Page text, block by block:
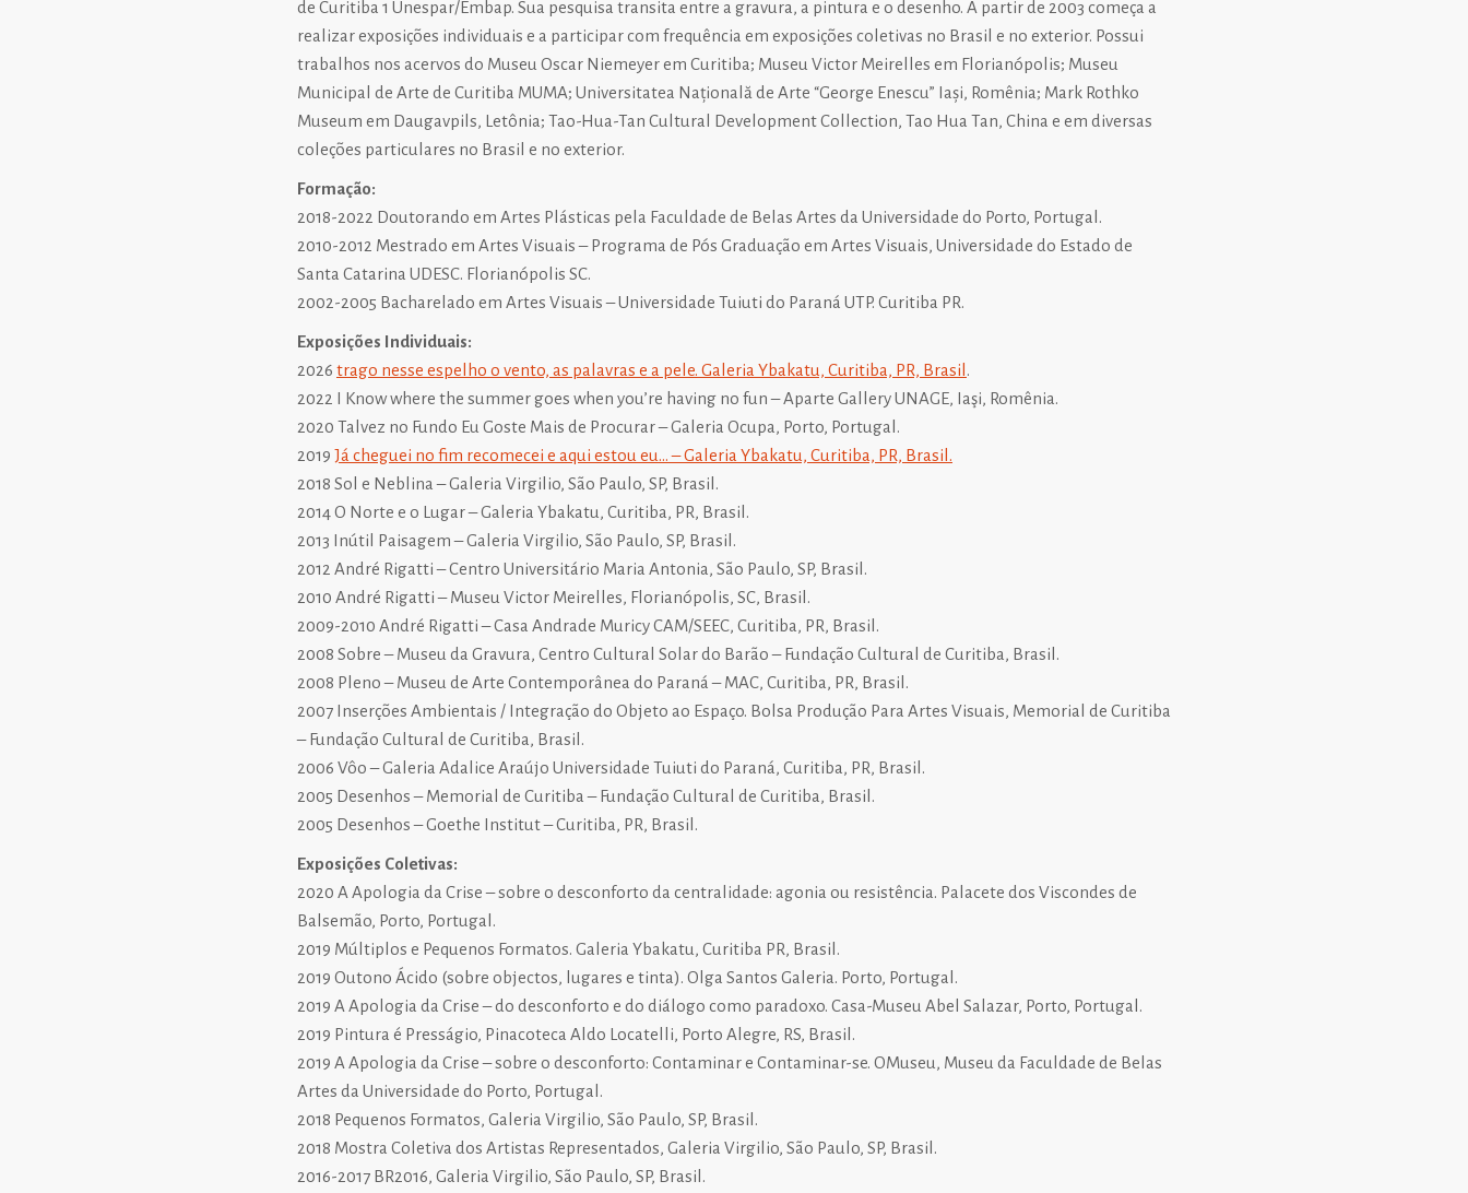
de Curitiba 1 Unespar/Embap. Sua pesquisa transita entre a gravura, a pintura e o desenho. A partir de 2003 começa a
realizar exposições individuais e a participar com frequência em exposições coletivas no Brasil e no exterior. Possui
trabalhos nos acervos do Museu Oscar Niemeyer em Curitiba; Museu Victor Meirelles em Florianópolis; Museu
Municipal de Arte de Curitiba MUMA; Universitatea Națională de Arte “George Enescu” Iași, Romênia; Mark Rothko
Museum em Daugavpils, Letônia; Tao-Hua-Tan Cultural Development Collection, Tao Hua Tan, China e em diversas
coleções particulares no Brasil e no exterior.
Formação:
2018-2022 Doutorando em Artes Plásticas pela Faculdade de Belas Artes da Universidade do Porto, Portugal.
2010-2012 Mestrado em Artes Visuais – Programa de Pós Graduação em Artes Visuais, Universidade do Estado de
Santa Catarina UDESC. Florianópolis SC.
2002-2005 Bacharelado em Artes Visuais – Universidade Tuiuti do Paraná UTP. Curitiba PR.
Exposições Individuais:
2026 trago nesse espelho o vento, as palavras e a pele. Galeria Ybakatu, Curitiba, PR, Brasil .
2022 I Know where the summer goes when you’re having no fun – Aparte Gallery UNAGE, Iaşi, Romênia.
2020 Talvez no Fundo Eu Goste Mais de Procurar – Galeria Ocupa, Porto, Portugal.
2019 Já cheguei no fim recomecei e aqui estou eu… – Galeria Ybakatu, Curitiba, PR, Brasil.
2018 Sol e Neblina – Galeria Virgilio, São Paulo, SP, Brasil.
2014 O Norte e o Lugar – Galeria Ybakatu, Curitiba, PR, Brasil.
2013 Inútil Paisagem – Galeria Virgilio, São Paulo, SP, Brasil.
2012 André Rigatti – Centro Universitário Maria Antonia, São Paulo, SP, Brasil.
2010 André Rigatti – Museu Victor Meirelles, Florianópolis, SC, Brasil.
2009-2010 André Rigatti – Casa Andrade Muricy CAM/SEEC, Curitiba, PR, Brasil.
2008 Sobre – Museu da Gravura, Centro Cultural Solar do Barão – Fundação Cultural de Curitiba, Brasil.
2008 Pleno – Museu de Arte Contemporânea do Paraná – MAC, Curitiba, PR, Brasil.
2007 Inserções Ambientais / Integração do Objeto ao Espaço. Bolsa Produção Para Artes Visuais, Memorial de Curitiba
– Fundação Cultural de Curitiba, Brasil.
2006 Vôo – Galeria Adalice Araújo Universidade Tuiuti do Paraná, Curitiba, PR, Brasil.
2005 Desenhos – Memorial de Curitiba – Fundação Cultural de Curitiba, Brasil.
2005 Desenhos – Goethe Institut – Curitiba, PR, Brasil.
Exposições Coletivas:
2020 A Apologia da Crise – sobre o desconforto da centralidade: agonia ou resistência. Palacete dos Viscondes de
Balsemão, Porto, Portugal.
2019 Múltiplos e Pequenos Formatos. Galeria Ybakatu, Curitiba PR, Brasil.
2019 Outono Ácido (sobre objectos, lugares e tinta). Olga Santos Galeria. Porto, Portugal.
2019 A Apologia da Crise – do desconforto e do diálogo como paradoxo. Casa-Museu Abel Salazar, Porto, Portugal.
2019 Pintura é Presságio, Pinacoteca Aldo Locatelli, Porto Alegre, RS, Brasil.
2019 A Apologia da Crise – sobre o desconforto: Contaminar e Contaminar-se. OMuseu, Museu da Faculdade de Belas
Artes da Universidade do Porto, Portugal.
2018 Pequenos Formatos, Galeria Virgilio, São Paulo, SP, Brasil.
2018 Mostra Coletiva dos Artistas Representados, Galeria Virgilio, São Paulo, SP, Brasil.
2016-2017 BR2016, Galeria Virgilio, São Paulo, SP, Brasil.